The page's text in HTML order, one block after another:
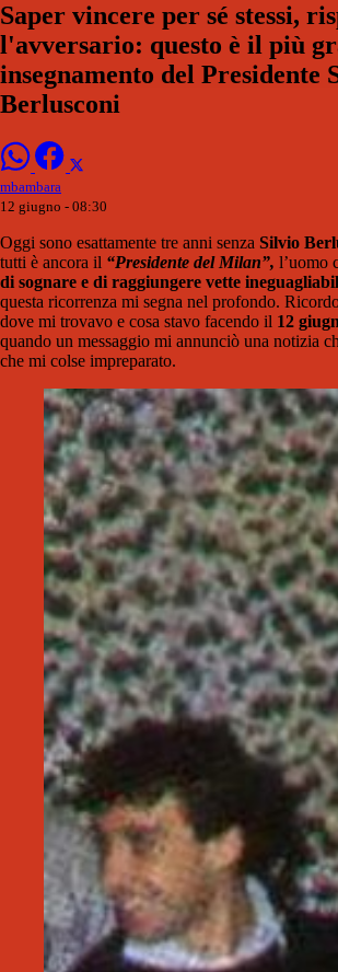
Saper vincere per sé stessi,
l'avversario: questo è il più
insegnamento del Presidente
Berlusconi
mbambara
12 giugno - 08:30
Oggi sono esattamente tre anni senza Silvio
tutti è ancora il “Presidente del Milan”, l’uomo
di sognare e di raggiungere vette
questa ricorrenza mi segna nel profondo.
dove mi trovavo e cosa stavo facendo il 12
quando un messaggio mi annunciò una notizia
che mi colse impreparato.